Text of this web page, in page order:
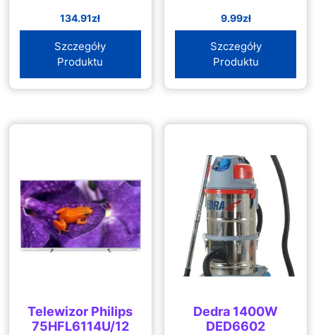
134.91zł
Szczegóły
Produktu
9.99zł
Szczegóły
Produktu
Telewizor Philips
75HFL6114U/12
Dedra 1400W
DED6602